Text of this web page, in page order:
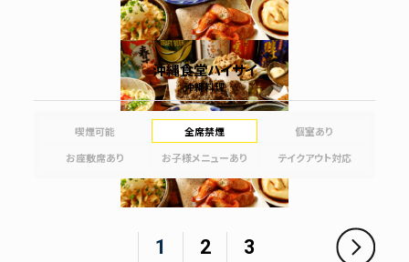
沖縄食堂ハイサイ
沖縄料理
喫煙可能 全席禁煙
個室あり
お座敷席あり
お子様メニューあり テイクアウト対応
1 2 3